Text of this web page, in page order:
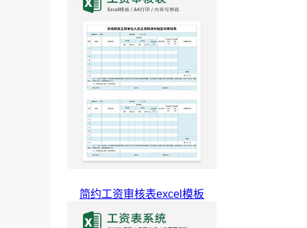
简约工资审核表excel模板